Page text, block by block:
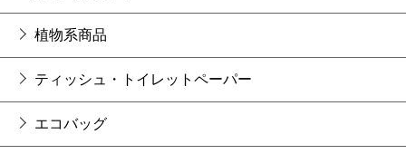
植物系商品
ティッシュ・トイレットペーパー
エコバッグ